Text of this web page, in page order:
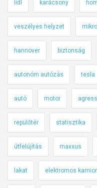
lidl karácsony
veszélyes helyzet
hannover biztonság
autonóm autózás tesla
autó motor
repülőtér statisztika
útfelújítás maxxus
lakat elektromos